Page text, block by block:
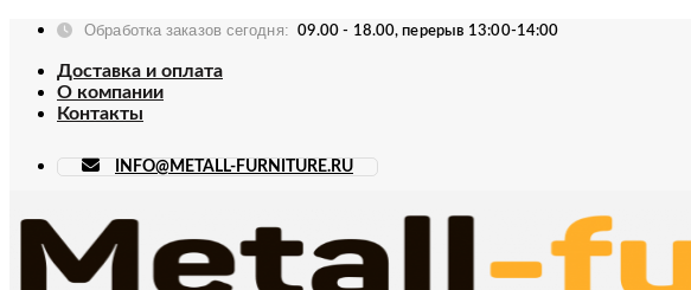
Skip
content
Обработка заказов сегодня: 09.00 - 18.00, перерыв 13:00-14:00
Доставка и оплата
О компании
Контакты
INFO@METALL-FURNITURE.RU